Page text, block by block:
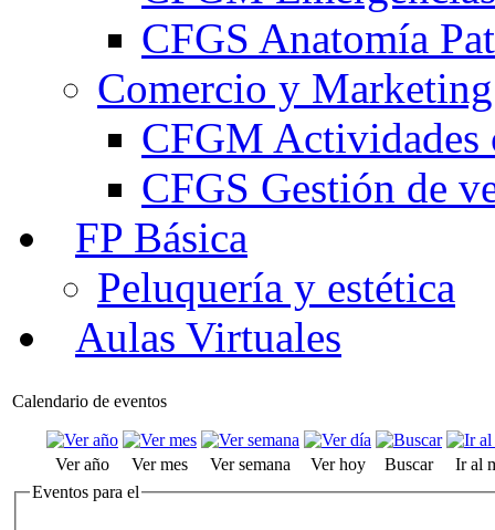
CFGS Anatomía
Comercio y Marketing
CFGM Actividades
CFGS Gestión de
FP Básica
Peluquería y estética
Aulas Virtuales
Calendario de eventos
Ver año Ver mes Ver semana Ver hoy Buscar
Ir al
Eventos para el